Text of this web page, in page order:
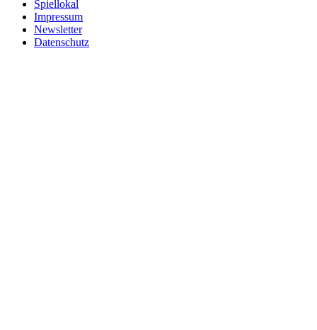
Spiellokal
Impressum
Newsletter
Datenschutz